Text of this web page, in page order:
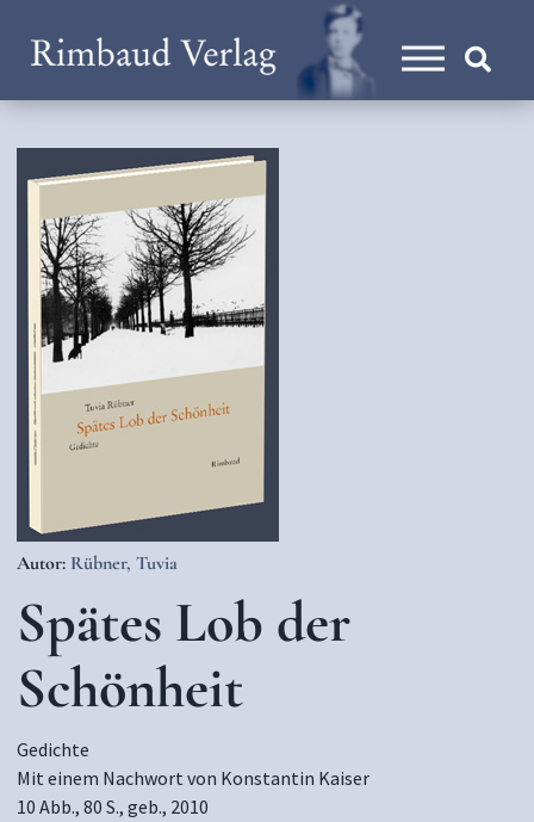
Autor: Rübner, Tuvia
Spätes Lob der
Schönheit
Gedichte
Mit einem Nachwort von Konstantin Kaiser
10 Abb., 80 S., geb., 2010